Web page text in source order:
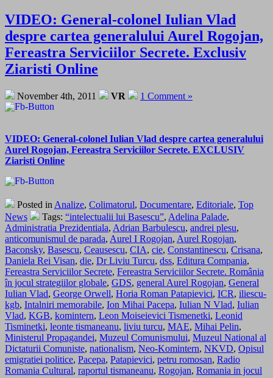
VIDEO: General-colonel Iulian Vlad
despre cartea generalului Aurel Rogojan,
Fereastra Serviciilor Secrete. Exclusiv
Ziaristi Online
November 4th, 2011 VR 1 Comment »
VIDEO: General-colonel Iulian Vlad despre cartea generalului
Aurel Rogojan, Fereastra Serviciilor Secrete. EXCLUSIV
Ziaristi Online
Posted in Analize, Colimatorul, Documentare, Editoriale, Top
News
Tags: “intelectualii lui Basescu”, Adelina Palade,
Administratia Prezidentiala, Adrian Barbulescu, andrei plesu,
anticomunismul de parada, Aurel I Rogojan, Aurel Rogojan,
Baconsky, Basescu, Ceausescu, CIA, cie, Constantinescu, Crisana,
Daniela Rei Visan, die, Dr Liviu Turcu, dss, Editura Compania,
Fereastra Serviciilor Secrete, Fereastra Serviciilor Secrete. România
în jocul strategiilor globale, GDS, general Aurel Rogojan, General
Iulian Vlad, George Orwell, Horia Roman Patapievici, ICR, iliescu-
kgb, Intalniri memorabile, Ion Mihai Pacepa, Iulian N Vlad, Iulian
Vlad, KGB, komintern, Leon Moiseievici Tismenetki, Leonid
Tisminetki, leonte tismaneanu, liviu turcu, MAE, Mihai Pelin,
Ministerul Propagandei, Muzeul Comunismului, Muzeul National al
Dictaturii Comuniste, nationalism, Neo-Komintern, NKVD, Opisul
emigratiei politice, Pacepa, Patapievici, petru romosan, Radio
Romania Cultural, raportul tismaneanu, Rogojan, Romania in jocul